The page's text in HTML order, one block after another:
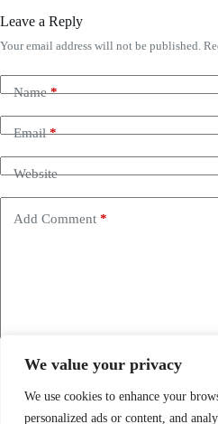
We value your privacy
We use cookies to enhance your
personalized ads or content, and
Leave a Reply
Your email address will not be published.
Name*
Email*
Website
Add Comment *
Save my name, email and